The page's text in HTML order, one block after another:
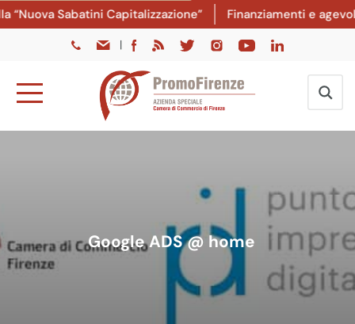
Sabatini Capitalizzazione” Finanziamenti e
|
Google ADS @ home